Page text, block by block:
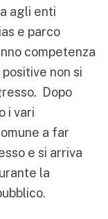
agli enti
e parco
competenza
non si
Dopo
i vari
a far
e si arriva
la